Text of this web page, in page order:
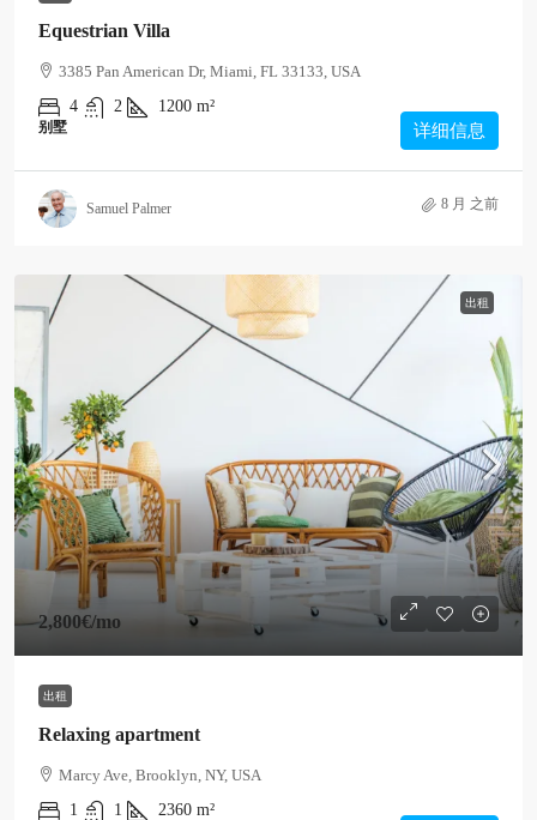
Equestrian Villa
3385 Pan American Dr, Miami, FL 33133, USA
4
2 1200 m²
别墅 详细信息
Samuel Palmer 8 月 之前
出租
2,800€/mo
出租
Relaxing apartment
Marcy Ave, Brooklyn, NY, USA
1
1 2360 m²